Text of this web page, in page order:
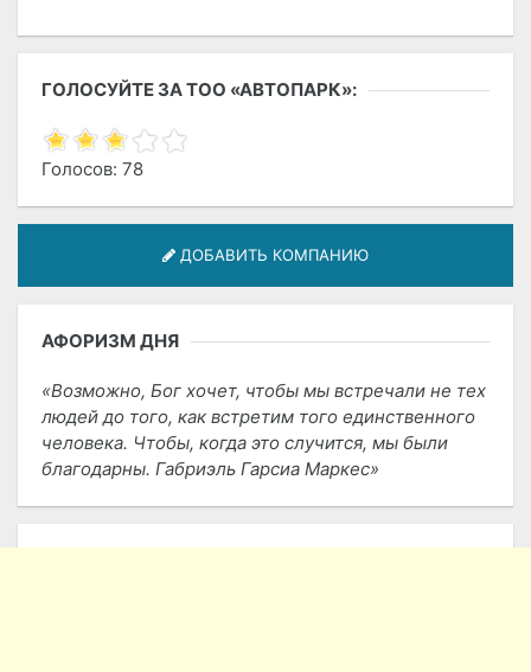
ГОЛОСУЙТЕ ЗА ТОО «АВТОПАРК»:
Голосов: 78
ДОБАВИТЬ КОМПАНИЮ
АФОРИЗМ ДНЯ
Возможно, Бог хочет, чтобы мы встречали не тех
людей до того, как встретим того единственного
человека. Чтобы, когда это случится, мы были
благодарны. Габриэль Гарсиа Маркес